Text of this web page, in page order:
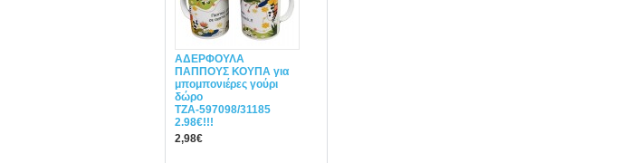
ΑΔΕΡΦΟΥΛΑ
ΠΑΠΠΟΥΣ ΚΟΥΠΑ για
μπομπονιέρες γούρι
δώρο
ΤΖΑ-597098/31185
2.98€!!!
2,98€